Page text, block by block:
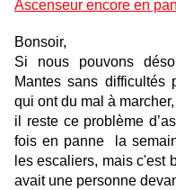
Ascenseur encore en
Bonsoir,
Si nous pouvons
Mantes sans difficultés
qui ont du mal à
il reste ce problème
fois en panne la
les escaliers, mais c'est
avait une personne